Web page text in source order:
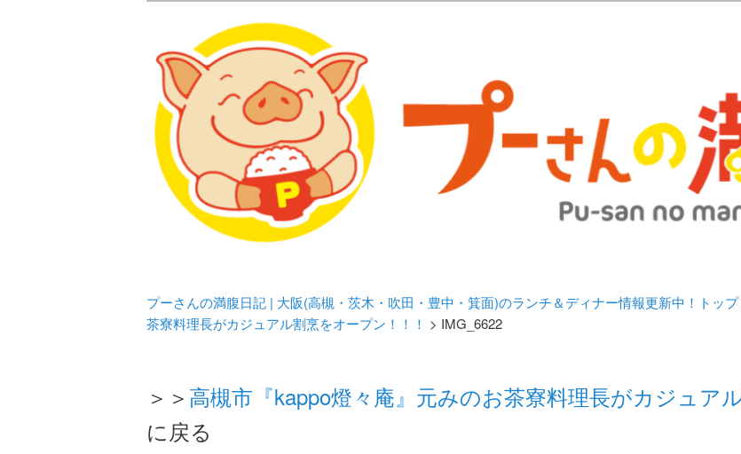
プーさんの満腹日記 | 大阪(高槻・茨木・吹
豊中・箕面)のランチ＆ディナー情報更新
化してます。
プーさんの満腹日記 | 大阪(高槻・茨木・吹田・豊中・箕面)のランチ＆ディナー情報更新中！トップ
茶寮料理長がカジュアル割烹をオープン！！！ > IMG_6622
＞＞ 高槻市『kappo燈々庵』元みのお茶寮料理長がカジュア
に戻る